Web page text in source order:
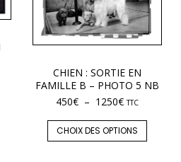
CHIEN : SORTIE EN
FAMILLE B – PHOTO 5 NB
450€ – 1250€ TTC
CHOIX DES OPTIONS